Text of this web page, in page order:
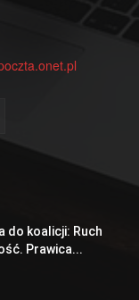
do koalicji: Ruch
Prawica...